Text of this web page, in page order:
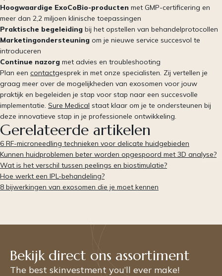
Hoogwaardige ExoCoBio-producten met GMP-certificering en
meer dan 2,2 miljoen klinische toepassingen
Praktische begeleiding bij het opstellen van behandelprotocollen
Marketingondersteuning om je nieuwe service succesvol te
introduceren
Continue nazorg met advies en troubleshooting
Plan een contactgesprek in met onze specialisten. Zij vertellen je
graag meer over de mogelijkheden van exosomen voor jouw
praktijk en begeleiden je stap voor stap naar een succesvolle
implementatie. Sure Medical staat klaar om je te ondersteunen bij
deze innovatieve stap in je professionele ontwikkeling.
Gerelateerde artikelen
6 RF-microneedling technieken voor delicate huidgebieden
Kunnen huidproblemen beter worden opgespoord met 3D analyse?
Wat is het verschil tussen peelings en biostimulatie?
Hoe werkt een IPL-behandeling?
8 bijwerkingen van exosomen die je moet kennen
Bekijk direct ons assortiment
The best skinvestment you’ll ever make!